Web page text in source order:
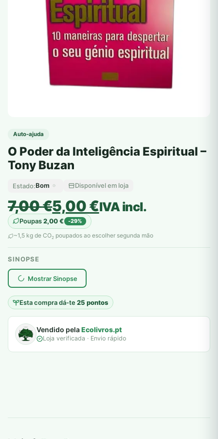
Auto-ajuda
O Poder da Inteligência Espiritual –
Tony Buzan
Estado:Bom Disponível em loja
7,00€
O
preço
original
era:
7,00 €.
5,00€
O
preço
atual
é:
5,00 €.
IVA incl.
Poupas2,00€ -29%
~1,5 kg de CO2 poupados ao escolher segunda mão
SINOPSE
Mostrar Sinopse
Esta compra dá-te25 pontos
plantar árvores reais
Vendido pelaEcolivros.pt
Loja verificada · Envio rápido